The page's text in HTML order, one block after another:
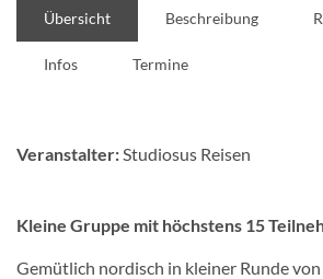
Übersicht Beschreibung
Infos Termine
Veranstalter:Studiosus Reisen
Kleine Gruppe mit höchstens 15
Gemütlich nordisch in kleiner Runde von